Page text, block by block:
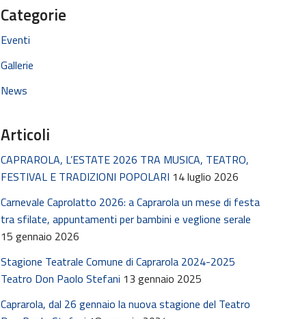
Categorie
Eventi
Gallerie
News
Articoli
CAPRAROLA, L’ESTATE 2026 TRA MUSICA, TEATRO,
FESTIVAL E TRADIZIONI POPOLARI 14 luglio 2026
Carnevale Caprolatto 2026: a Caprarola un mese di festa
tra sfilate, appuntamenti per bambini e veglione serale
15 gennaio 2026
Stagione Teatrale Comune di Caprarola 2024-2025
Teatro Don Paolo Stefani 13 gennaio 2025
Caprarola, dal 26 gennaio la nuova stagione del Teatro